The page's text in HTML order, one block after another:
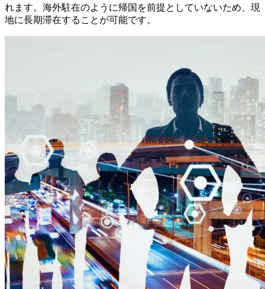
れます。海外駐在のように帰国を前提としていないため、現
地に長期滞在することが可能です。